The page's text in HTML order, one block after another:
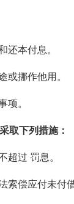
还本付息。
或挪作他用。
项。
取下列措施：
超过 罚息。
索偿应付未付